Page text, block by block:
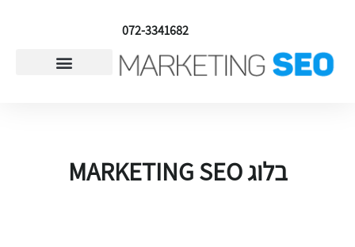
072-3341682
בלוג MARKETING SEO